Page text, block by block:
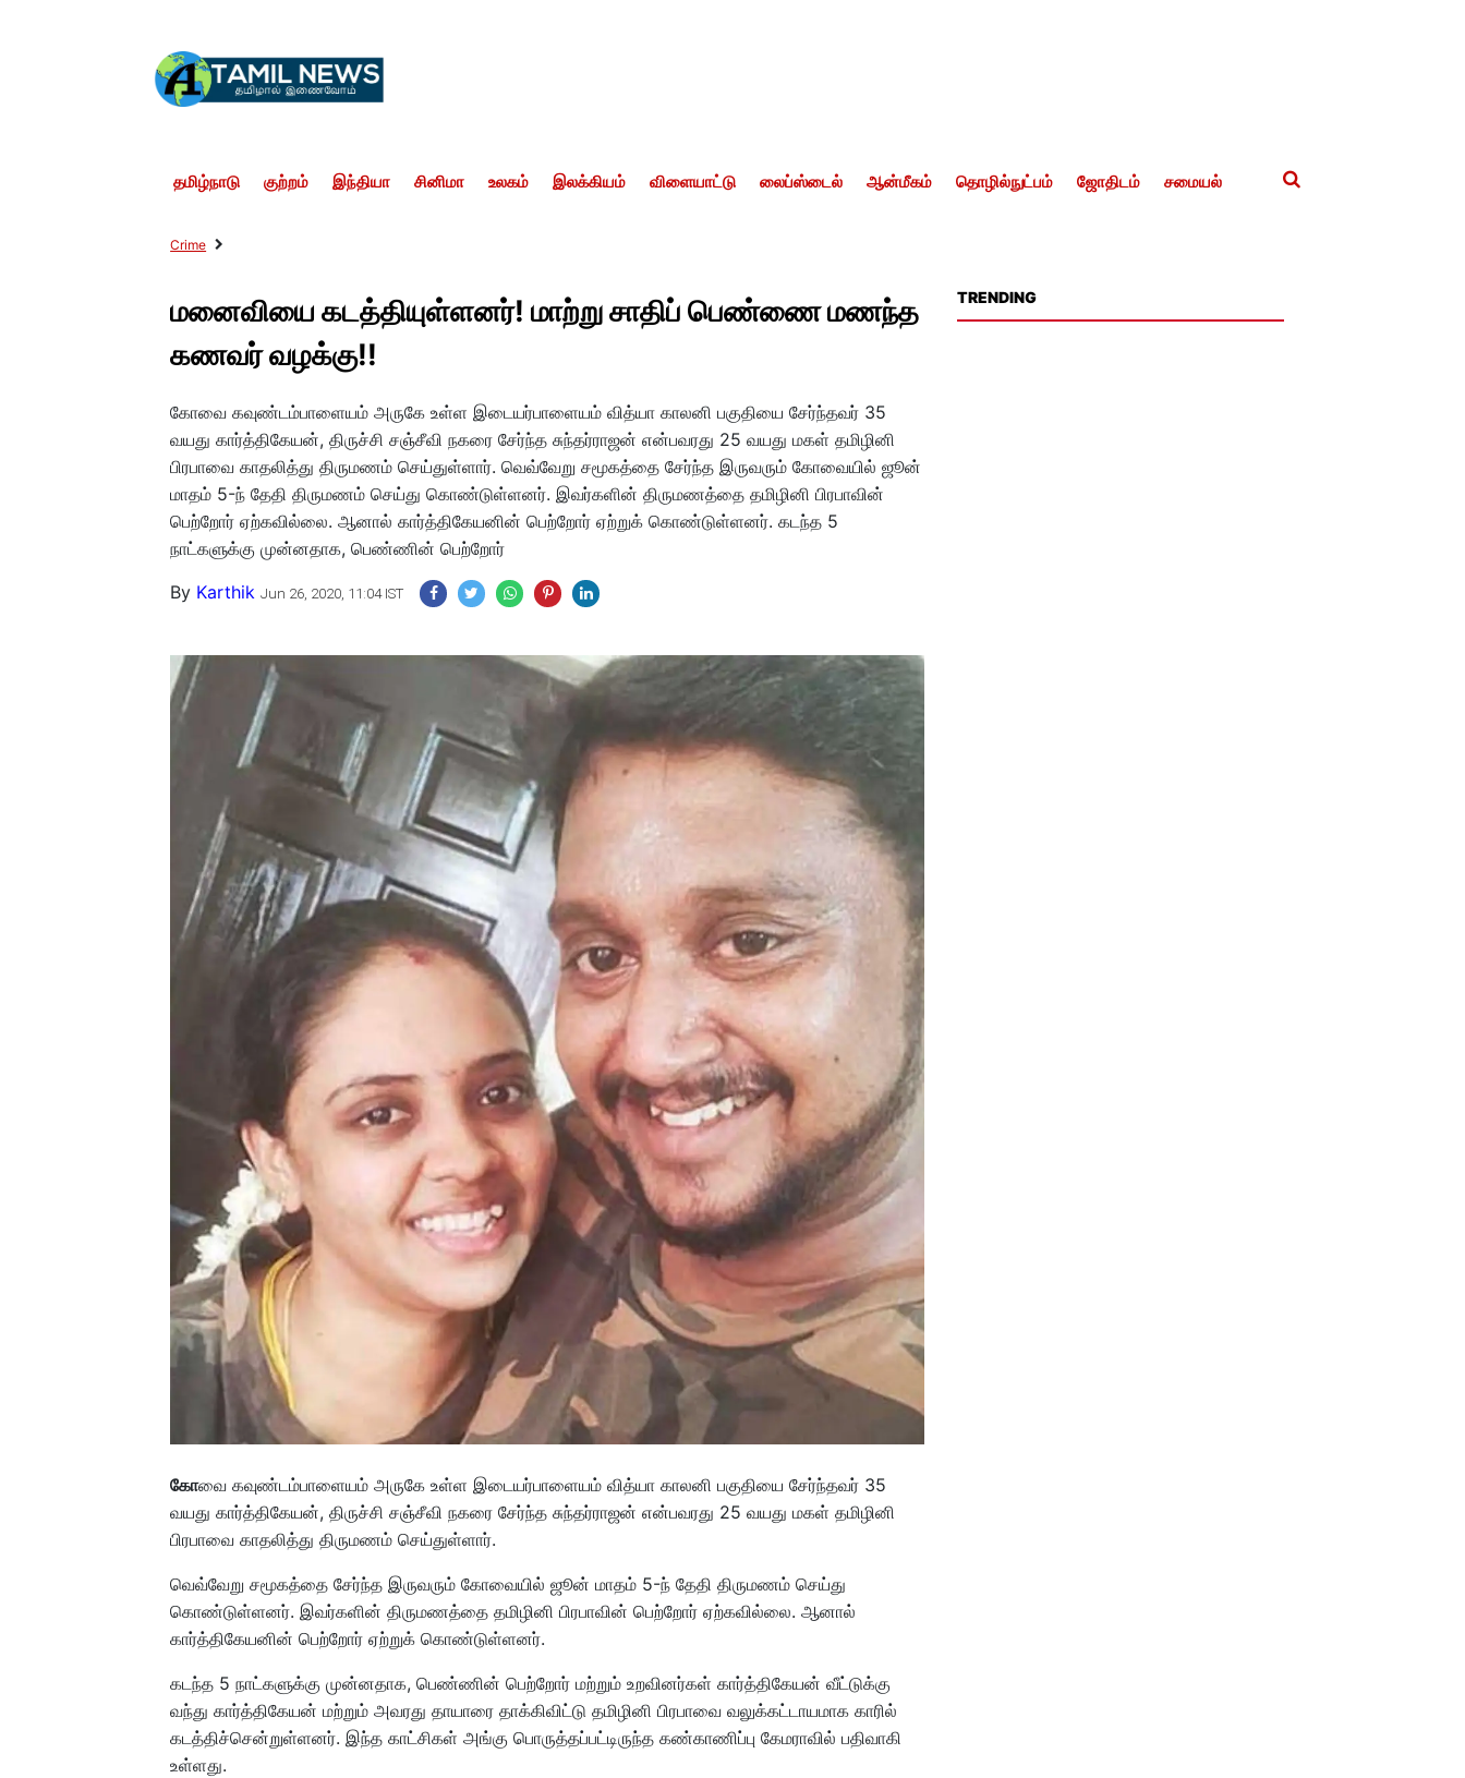
தமிழ்நாடு குற்றம் இந்தியா சினிமா உலகம் இலக்கியம் விளையாட்டு லைப்ஸ்டைல் ஆன்மீகம் தொழில்நுட்பம் ஜோதிடம் சமையல்
Crime
மனைவியை கடத்தியுள்ளனர்! மாற்று சாதிப் பெண்ணை மணந்த
கணவர் வழக்கு!!
கோவை கவுண்டம்பாளையம் அருகே உள்ள இடையர்பாளையம் வித்யா காலனி பகுதியை சேர்ந்தவர் 35
வயது கார்த்திகேயன், திருச்சி சஞ்சீவி நகரை சேர்ந்த சுந்தர்ராஜன் என்பவரது 25 வயது மகள் தமிழினி
பிரபாவை காதலித்து திருமணம் செய்துள்ளார். வெவ்வேறு சமூகத்தை சேர்ந்த இருவரும் கோவையில் ஜூன்
மாதம் 5-ந் தேதி திருமணம் செய்து கொண்டுள்ளனர். இவர்களின் திருமணத்தை தமிழினி பிரபாவின்
பெற்றோர் ஏற்கவில்லை. ஆனால் கார்த்திகேயனின் பெற்றோர் ஏற்றுக் கொண்டுள்ளனர். கடந்த 5
நாட்களுக்கு முன்னதாக, பெண்ணின் பெற்றோர்
By Karthik Jun 26, 2020, 11:04 IST
கோவை கவுண்டம்பாளையம் அருகே உள்ள இடையர்பாளையம் வித்யா காலனி பகுதியை சேர்ந்தவர் 35
வயது கார்த்திகேயன், திருச்சி சஞ்சீவி நகரை சேர்ந்த சுந்தர்ராஜன் என்பவரது 25 வயது மகள் தமிழினி
பிரபாவை காதலித்து திருமணம் செய்துள்ளார்.
வெவ்வேறு சமூகத்தை சேர்ந்த இருவரும் கோவையில் ஜூன் மாதம் 5-ந் தேதி திருமணம் செய்து
கொண்டுள்ளனர். இவர்களின் திருமணத்தை தமிழினி பிரபாவின் பெற்றோர் ஏற்கவில்லை. ஆனால்
கார்த்திகேயனின் பெற்றோர் ஏற்றுக் கொண்டுள்ளனர்.
கடந்த 5 நாட்களுக்கு முன்னதாக, பெண்ணின் பெற்றோர் மற்றும் உறவினர்கள் கார்த்திகேயன் வீட்டுக்கு
வந்து கார்த்திகேயன் மற்றும் அவரது தாயாரை தாக்கிவிட்டு தமிழினி பிரபாவை வலுக்கட்டாயமாக காரில்
கடத்திச்சென்றுள்ளனர். இந்த காட்சிகள் அங்கு பொருத்தப்பட்டிருந்த கண்காணிப்பு கேமராவில் பதிவாகி
உள்ளது.
TRENDING